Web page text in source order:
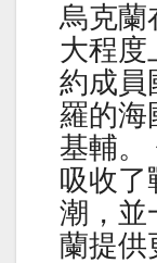
烏克蘭
大程度
約成員
羅的海
基輔。
吸收了
潮，並
蘭提供